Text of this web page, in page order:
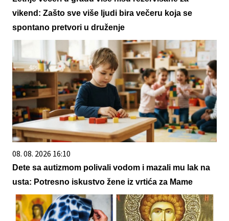
vikend: Zašto sve više ljudi bira večeru koja se
spontano pretvori u druženje
08. 08. 2026 16:10
Dete sa autizmom polivali vodom i mazali mu lak na
usta: Potresno iskustvo žene iz vrtića za Mame